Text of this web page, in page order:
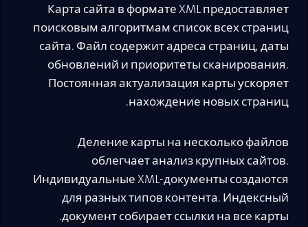
Карта сайта в формате XML предоставляет
поисковым алгоритмам список всех страниц
сайта. Файл содержит адреса страниц, даты
обновлений и приоритеты сканирования.
Постоянная актуализация карты ускоряет
нахождение новых страниц.
Деление карты на несколько файлов
облегчает анализ крупных сайтов.
Индивидуальные XML-документы создаются
для разных типов контента. Индексный
документ собирает ссылки на все карты.